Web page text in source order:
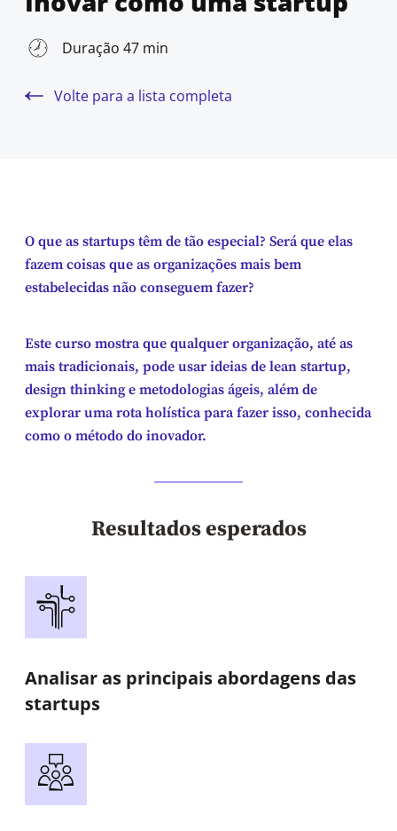
Duração 47 min
Volte para a lista completa
O que as startups têm de tão especial? Será que elas
fazem coisas que as organizações mais bem
estabelecidas não conseguem fazer?
Este curso mostra que qualquer organização, até as
mais tradicionais, pode usar ideias de lean startup,
design thinking e metodologias ágeis, além de
explorar uma rota holística para fazer isso, conhecida
como o método do inovador.
Resultados esperados
Analisar as principais abordagens das
startups